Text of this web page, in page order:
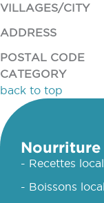
VILLAGES/CITY
ADDRESS
POSTAL CODE
CATEGORY
back to top
Nourriture
- Recettes
- Boissons